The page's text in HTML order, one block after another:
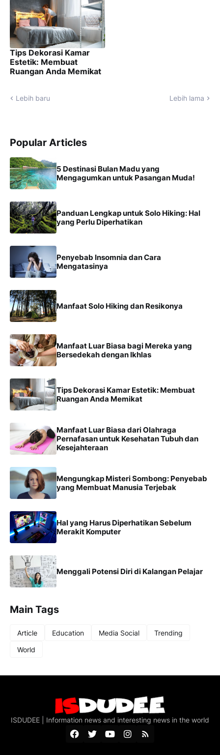
Tips Dekorasi Kamar
Estetik: Membuat
Ruangan Anda Memikat
Lebih baru Lebih lama
Popular Articles
5 Destinasi Bulan Madu yang
Mengagumkan untuk Pasangan Muda!
Panduan Lengkap untuk Solo Hiking: Hal
yang Perlu Diperhatikan
Penyebab Insomnia dan Cara
Mengatasinya
Manfaat Solo Hiking dan Resikonya
Manfaat Luar Biasa bagi Mereka yang
Bersedekah dengan Ikhlas
Tips Dekorasi Kamar Estetik: Membuat
Ruangan Anda Memikat
Manfaat Luar Biasa dari Olahraga
Pernafasan untuk Kesehatan Tubuh dan
Kesejahteraan
Mengungkap Misteri Sombong: Penyebab
yang Membuat Manusia Terjebak
Hal yang Harus Diperhatikan Sebelum
Merakit Komputer
Menggali Potensi Diri di Kalangan Pelajar
Main Tags
Article Education Media Social
Trending
World
ISDUDEE | Information news and interesting news in the world